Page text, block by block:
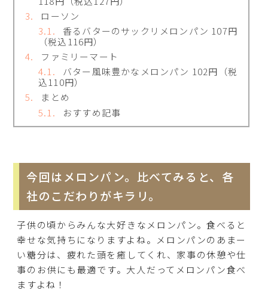
ローソン
香るバターのサックリメロンパン 107円
（税込116円）
ファミリーマート
バター風味豊かなメロンパン 102円（税
込110円）
まとめ
おすすめ記事
今回はメロンパン。比べてみると、各
社のこだわりがキラリ。
子供の頃からみんな大好きなメロンパン。食べると
幸せな気持ちになりますよね。メロンパンのあまー
い糖分は、疲れた頭を癒してくれ、家事の休憩や仕
事のお供にも最適です。大人だってメロンパン食べ
ますよね！